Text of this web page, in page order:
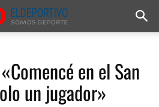
en el San
un jugador»